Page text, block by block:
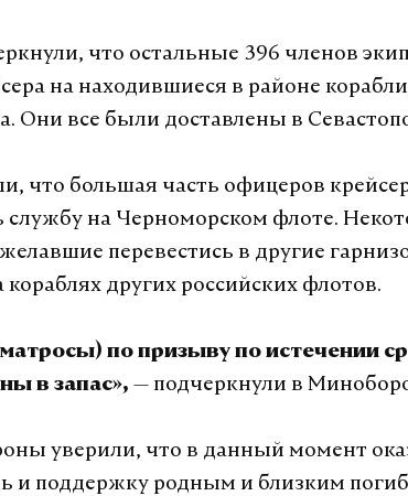
что остальные 396 членов
на находившиеся в районе корабли
Они все были доставлены в
что большая часть офицеров
на Черноморском флоте.
перевестись в другие
других российских флотов.
по призыву по истечении
в запас», — подчеркнули в
уверили, что в данный момент
и поддержку родным и близким